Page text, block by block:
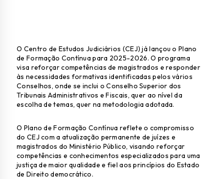
O Centro de Estudos Judiciários (CEJ) já lançou o Plano
de Formação Contínua para 2025-2026. O programa
visa reforçar competências de magistrados e responder
às necessidades formativas identificadas pelos vários
Conselhos, onde se inclui o Conselho Superior dos
Tribunais Administrativos e Fiscais, quer ao nível da
escolha de temas, quer na metodologia adotada.
O Plano de Formação Contínua reflete o compromisso
do CEJ com a atualização permanente de juízes e
magistrados do Ministério Público, visando reforçar
competências e conhecimentos especializados para uma
justiça de maior qualidade e fiel aos princípios do Estado
de Direito democrático.